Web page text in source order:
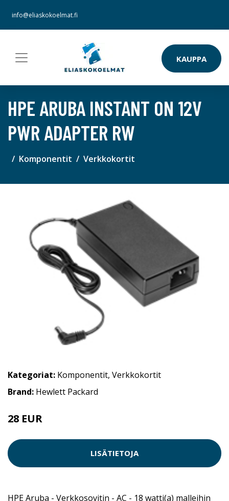
info@eliaskokoelmat.fi
KAUPPA
HPE ARUBA INSTANT ON 12V
PWR ADAPTER RW
Komponentit Verkkokortit
Kategoriat: Komponentit, Verkkokortit
Brand: Hewlett Packard
28 EUR
LISÄTIETOJA
HPE Aruba - Verkkosovitin - AC - 18 watti(a) malleihin